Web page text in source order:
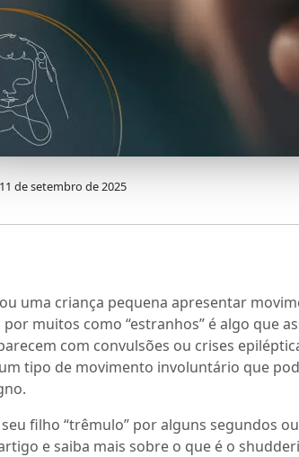
de setembro de 2025
uma criança pequena apresentar
muitos como “estranhos” é algo que
com convulsões ou crises
tipo de movimento involuntário que
seu filho “trêmulo” por alguns segundos
e saiba mais sobre o que é o